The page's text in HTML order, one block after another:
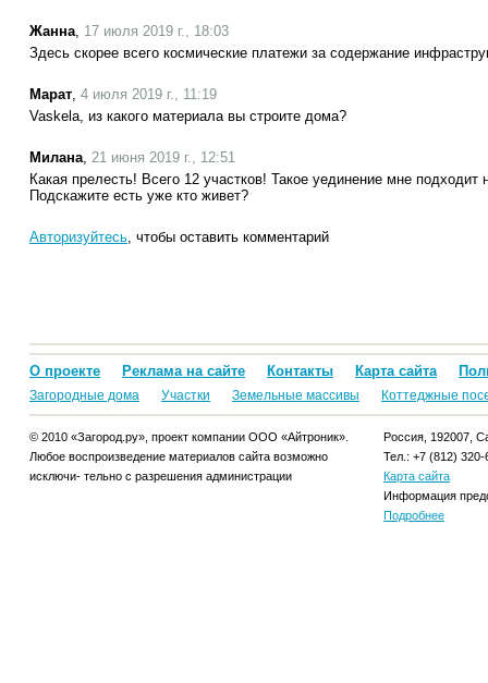
Жанна, 17 июля 2019 г., 18:03
Здесь скорее всего космические платежи за содержание
Марат, 4 июля 2019 г., 11:19
Vaskela, из какого материала вы строите дома?
Милана, 21 июня 2019 г., 12:51
Какая прелесть! Всего 12 участков! Такое уединение мне
Подскажите есть уже кто живет?
Авторизуйтесь, чтобы оставить комментарий
О проекте Реклама на сайте Контакты Карта сайта
Загородные дома Участки Земельные массивы Коттеджные
© 2010 «Загород.ру», проект компании ООО «Айтроник».
Любое воспроизведение материалов сайта возможно
исключи- тельно с разрешения администрации
Россия, 192007,
Тел.: +7 (812) 320-
Карта сайта
Информация
Подробнее